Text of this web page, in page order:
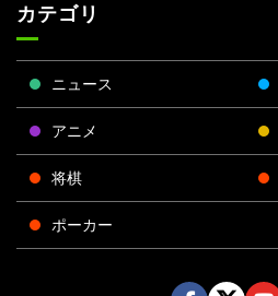
カテゴリ
ニュース
アニメ
将棋
ポーカー